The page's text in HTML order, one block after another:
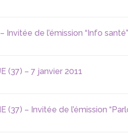
Invitée de l’émission “Info
(37) – 7 janvier 2011
(37) – Invitée de l’émission